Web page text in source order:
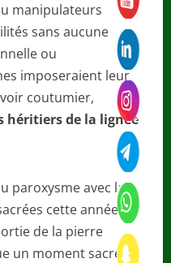
manipulateurs
sans aucune
ou
imposeraient leur
coutumier,
héritiers de la lignée
paroxysme avec la
cette année.
de la pierre
un moment sacré,